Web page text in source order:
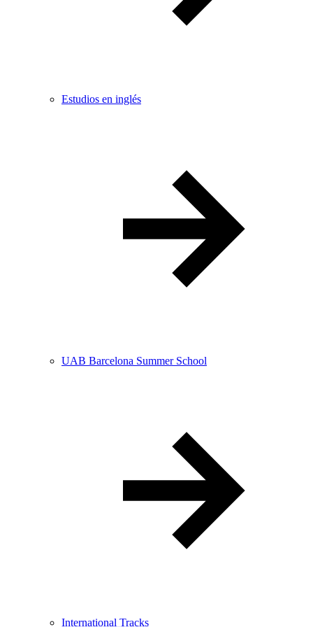
Estudios en inglés
UAB Barcelona Summer School
International Tracks